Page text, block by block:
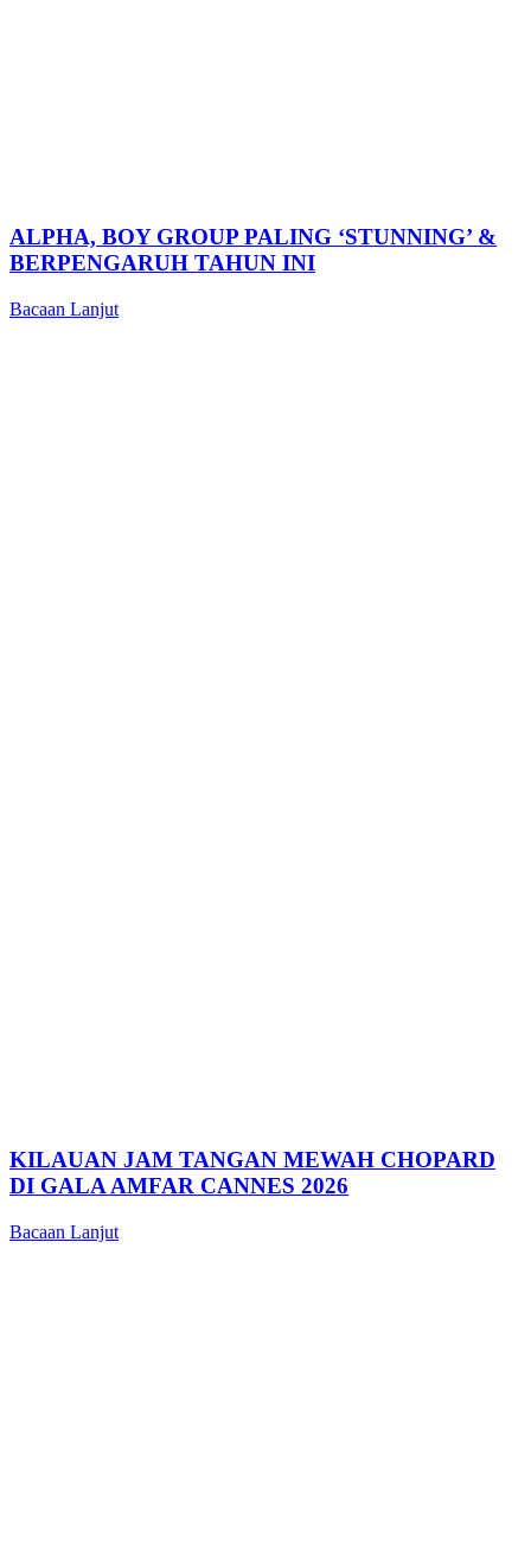
ALPHA, BOY GROUP PALING ‘STUNNING’ &
BERPENGARUH TAHUN INI
Bacaan Lanjut
KILAUAN JAM TANGAN MEWAH CHOPARD
DI GALA AMFAR CANNES 2026
Bacaan Lanjut